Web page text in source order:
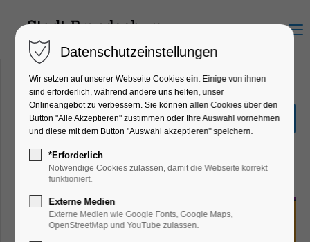
Menu
33. Kinderfilmfest im KiJu
Bildung, Vortrag, Kinder, Jugend
09.10.2024, 09:00–10:45
Datenschutzeinstellungen
Wir setzen auf unserer Webseite Cookies ein. Einige von ihnen
sind erforderlich, während andere uns helfen, unser
Onlineangebot zu verbessern. Sie können allen Cookies über den
Button "Alle Akzeptieren" zustimmen oder Ihre Auswahl vornehmen
und diese mit dem Button "Auswahl akzeptieren" speichern.
*Erforderlich
Notwendige Cookies zulassen, damit die Webseite korrekt
funktioniert.
Externe Medien
Externe Medien wie Google Fonts, Google Maps,
OpenStreetMap und YouTube zulassen.